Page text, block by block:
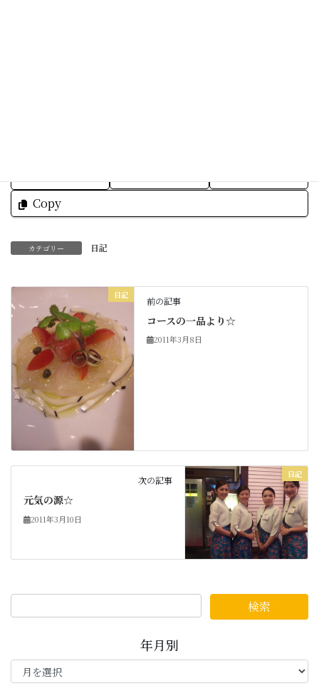
Copy
カテゴリー 日記
日記
前の記事
コースの一品より☆
2011年3月8日
日記
次の記事
元気の源☆
2011年3月10日
年月別
年
月